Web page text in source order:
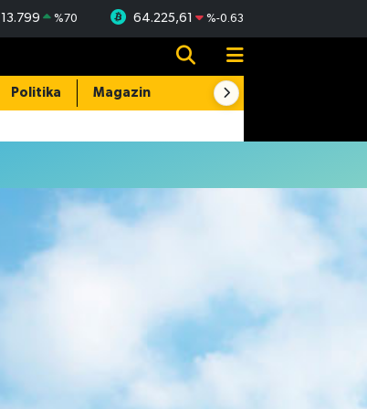
13.799 %70 64.225,61 %-0.63
Politika Magazin Resmi İlanlar